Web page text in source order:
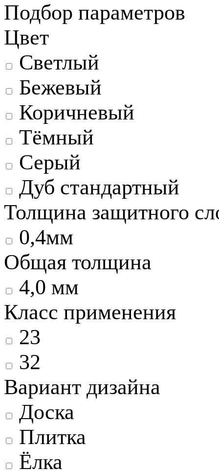
Подбор параметров
Цвет
Светлый
Бежевый
Коричневый
Тёмный
Серый
Дуб стандартный
Толщина защитного
0,4мм
Общая толщина
4,0 мм
Класс применения
23
32
Вариант дизайна
Доска
Плитка
Ёлка